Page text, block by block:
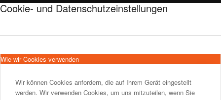
Cookie- und Datenschutzeinstellungen
Wie wir Cookies verwenden
Wir können Cookies anfordern, die auf Ihrem Gerät eingestellt
werden. Wir verwenden Cookies, um uns mitzuteilen, wenn Sie